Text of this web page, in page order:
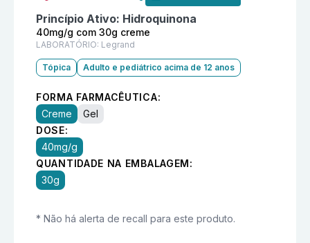
Princípio Ativo: Hidroquinona
40mg/g com 30g creme
LABORATÓRIO: Legrand
Tópica Adulto e pediátrico acima de 12 anos
FORMA FARMACÊUTICA:
Creme
Gel
DOSE:
40mg/g
QUANTIDADE NA EMBALAGEM:
30g
* Não há alerta de recall para este produto.